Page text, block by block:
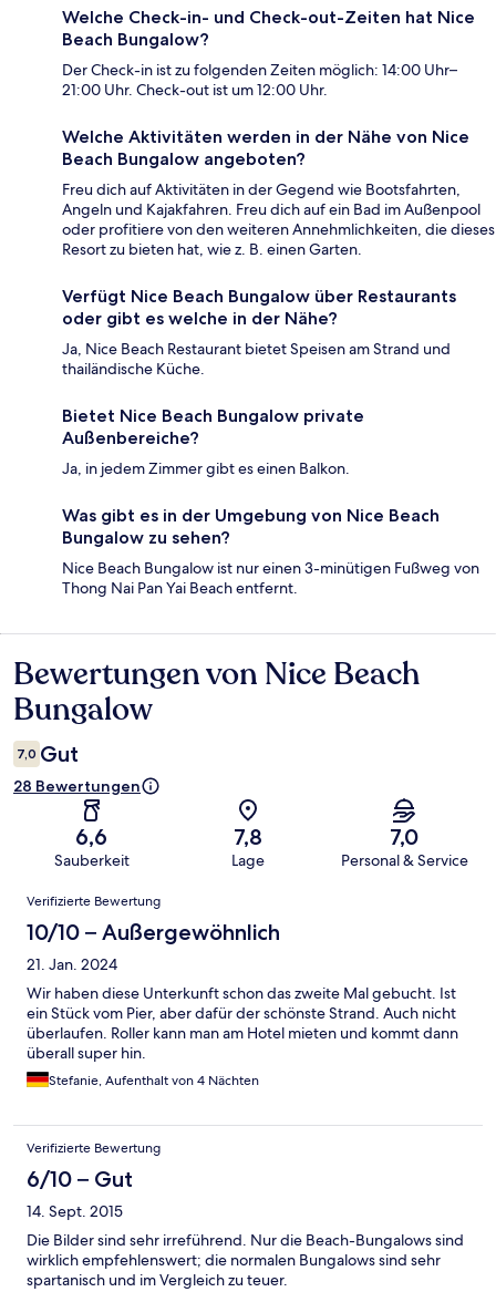
Welche Check-in- und Check-out-Zeiten hat Nice
Beach Bungalow?
Der Check-in ist zu folgenden Zeiten möglich: 14:00 Uhr–
21:00 Uhr. Check-out ist um 12:00 Uhr.
Welche Aktivitäten werden in der Nähe von Nice
Beach Bungalow angeboten?
Freu dich auf Aktivitäten in der Gegend wie Bootsfahrten,
Angeln und Kajakfahren. Freu dich auf ein Bad im Außenpool
oder profitiere von den weiteren Annehmlichkeiten, die dieses
Resort zu bieten hat, wie z. B. einen Garten.
Verfügt Nice Beach Bungalow über Restaurants
oder gibt es welche in der Nähe?
Ja, Nice Beach Restaurant bietet Speisen am Strand und
thailändische Küche.
Bietet Nice Beach Bungalow private
Außenbereiche?
Ja, in jedem Zimmer gibt es einen Balkon.
Was gibt es in der Umgebung von Nice Beach
Bungalow zu sehen?
Nice Beach Bungalow ist nur einen 3-minütigen Fußweg von
Thong Nai Pan Yai Beach entfernt.
Bewertungen
Bewertungen von Nice Beach
Bungalow
7,0 Gut
28 Bewertungen
6,6
Sauberkeit
7,8
Lage
7,0
Personal & Service
Bewertungen
Verifizierte Bewertung
10/10 – Außergewöhnlich
21. Jan. 2024
Wir haben diese Unterkunft schon das zweite Mal gebucht. Ist
ein Stück vom Pier, aber dafür der schönste Strand. Auch nicht
überlaufen. Roller kann man am Hotel mieten und kommt dann
überall super hin.
Stefanie, Aufenthalt von 4 Nächten
Verifizierte Bewertung
6/10 – Gut
14. Sept. 2015
Die Bilder sind sehr irreführend. Nur die Beach-Bungalows sind
wirklich empfehlenswert; die normalen Bungalows sind sehr
spartanisch und im Vergleich zu teuer.